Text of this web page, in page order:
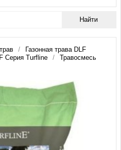
Газонная трава DLF
Серия Turfline
Травосмесь